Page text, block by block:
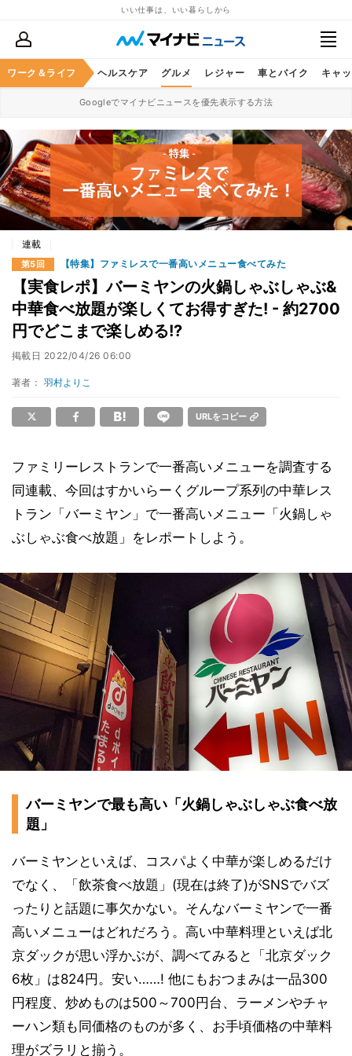
いい仕事は、いい暮らしから
ワーク＆ライフ
マネー 暮らし ヘルスケア グルメ レジャー 車とバイク キャ
Googleでマイナビニュースを優先表示する方法
連載
第5回 【特集】ファミレスで一番高いメニュー食べてみた
【実食レポ】バーミヤンの火鍋しゃぶしゃぶ&
中華食べ放題が楽しくてお得すぎた! - 約2700
円でどこまで楽しめる!?
掲載日 2022/04/26 06:00
著者： 羽村よりこ
URLをコピー
ファミリーレストランで一番高いメニューを調査する
同連載、今回はすかいらーくグループ系列の中華レス
トラン「バーミヤン」で一番高いメニュー「火鍋しゃ
ぶしゃぶ食べ放題」をレポートしよう。
バーミヤンで最も高い「火鍋しゃぶしゃぶ食べ放
題」
バーミヤンといえば、コスパよく中華が楽しめるだけ
でなく、「飲茶食べ放題」(現在は終了)がSNSでバズ
ったりと話題に事欠かない。そんなバーミヤンで一番
高いメニューはどれだろう。高い中華料理といえば北
京ダックが思い浮かぶが、調べてみると「北京ダック
6枚」は824円。安い……! 他にもおつまみは一品300
円程度、炒めものは500～700円台、ラーメンやチャ
ーハン類も同価格のものが多く、お手頃価格の中華料
理がズラリと揃う。